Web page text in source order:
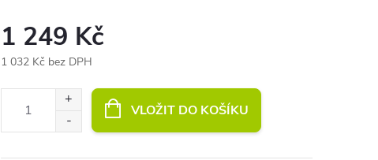
1 249 Kč
1 032 Kč bez DPH
VLOŽIT DO KOŠÍKU